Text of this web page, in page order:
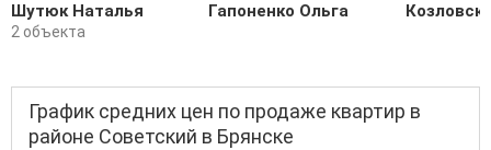
Шутюк Наталья
2 объекта
Гапоненко Ольга
График средних цен по продаже квартир в
районе Советский в Брянске